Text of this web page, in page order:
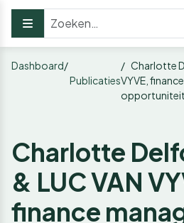
Dashboard
Publicaties
Charlotte
VYVE,
opportuniteit
Charlotte
& LUC VAN
finance